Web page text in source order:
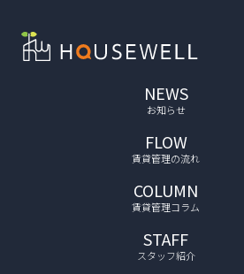
NEWS
お知らせ
FLOW
賃貸管理の流れ
COLUMN
賃貸管理コラム
STAFF
スタッフ紹介